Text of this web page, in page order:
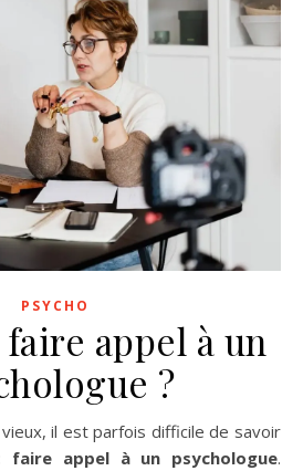
PSYCHO
appel à un
?
vieux, il est parfois difficile de savoir
faire appel à un psychologue.